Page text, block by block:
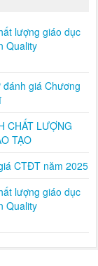
lượng giáo dục
Quality
giá Chương
CHẤT LƯỢNG
TẠO
CTĐT năm 2025
lượng giáo dục
Quality